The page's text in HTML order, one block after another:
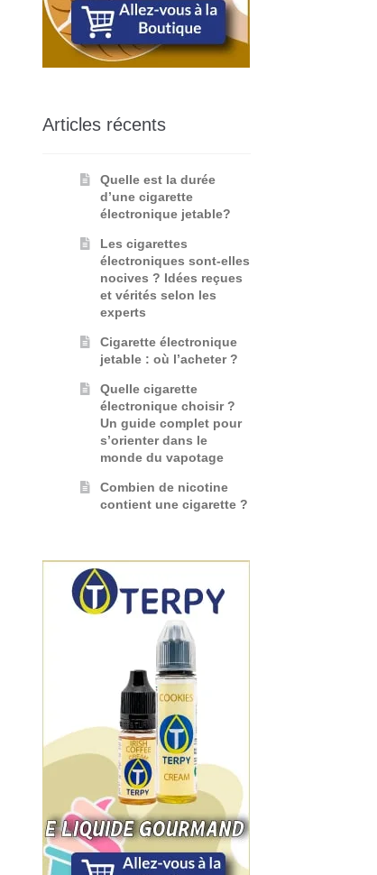
Articles récents
Quelle est la durée
d’une cigarette
électronique jetable?
Les cigarettes
électroniques sont-elles
nocives ? Idées reçues
et vérités selon les
experts
Cigarette électronique
jetable : où l’acheter ?
Quelle cigarette
électronique choisir ?
Un guide complet pour
s’orienter dans le
monde du vapotage
Combien de nicotine
contient une cigarette ?